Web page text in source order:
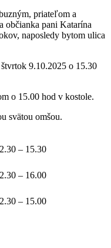
priateľom a
občianka pani Katarína
naposledy bytom ulica
9.10.2025 o 15.30
o 15.00 hod v kostole.
svätou omšou.
– 15.30
– 16.00
– 15.00